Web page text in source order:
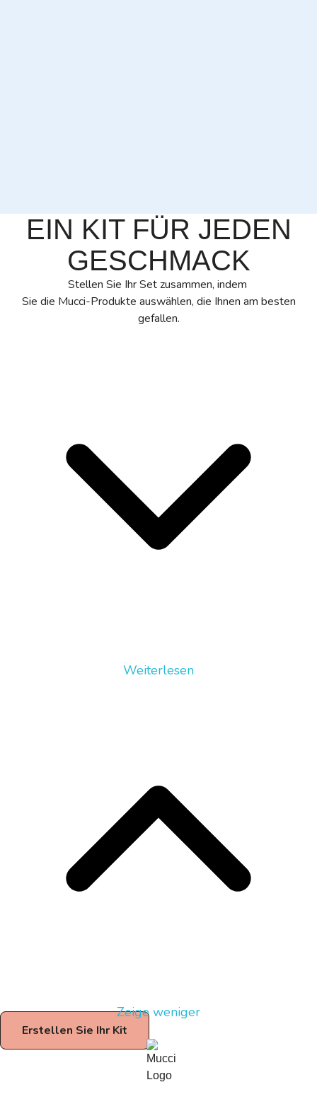
EIN KIT FÜR JEDEN
GESCHMACK
Stellen Sie Ihr Set zusammen, indem
Sie die Mucci-Produkte auswählen, die Ihnen am besten
gefallen.
Weiterlesen
Zeige weniger
Erstellen Sie Ihr Kit